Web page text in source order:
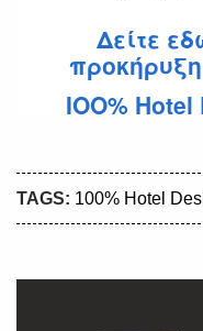
Δείτε
ΙΟΟ% Hotel
TAGS: 100% Hotel